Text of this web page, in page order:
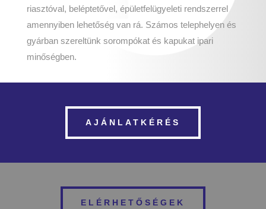
riasztóval, beléptetővel, épületfelügyeleti rendszerrel
amennyiben lehetőség van rá. Számos telephelyen és
gyárban szereltünk sorompókat és kapukat ipari
minőségben.
AJÁNLATKÉRÉS
ELÉRHETŐSÉGEK